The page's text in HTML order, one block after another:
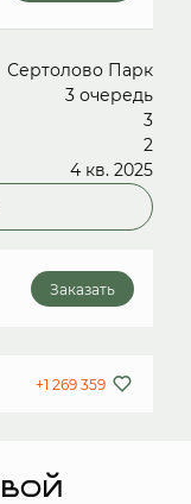
Сертолово Парк
3 очередь
3
2
4 кв. 2025
Заказать
+1 269 359